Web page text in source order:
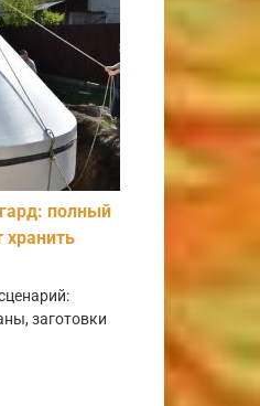
полный
хранить
заготовки